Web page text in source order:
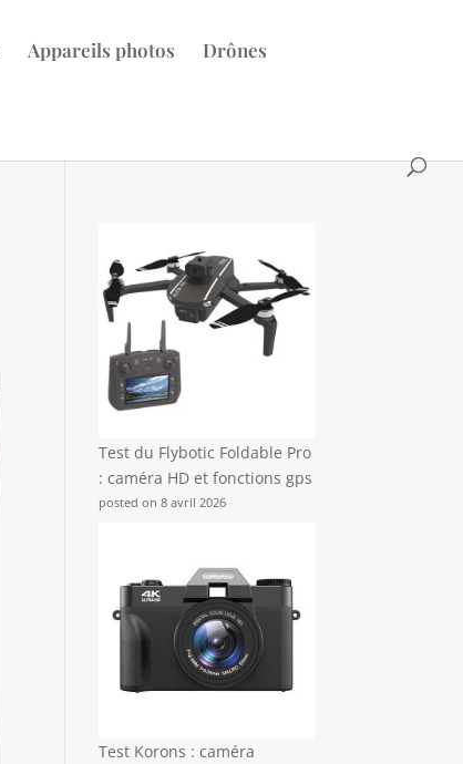
Appareils photos Drônes
Test du Flybotic Foldable Pro
: caméra HD et fonctions gps
posted on 8 avril 2026
Test Korons : caméra